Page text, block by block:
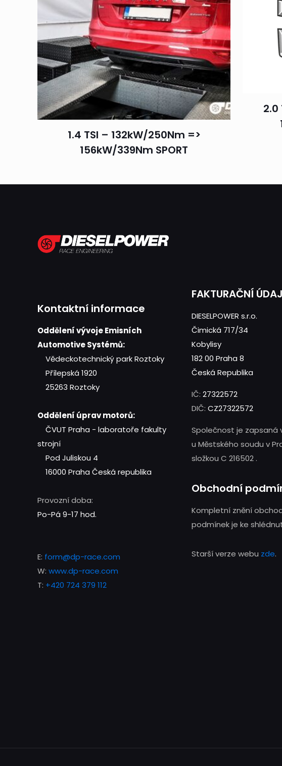
1.4 TSI – 132kW/250Nm =>
156kW/339Nm SPORT
2.0
Kontaktní informace
Oddělení vývoje Emisních
Automotive Systémů:
Vědeckotechnický park Roztoky
Přílepská 1920
25263 Roztoky
Oddělení úprav motorů:
ČVUT Praha - laboratoře fakulty
strojní
Pod Juliskou 4
16000 Praha Česká republika
Provozní doba:
Po-Pá 9-17 hod.
E: form@dp-race.com
W: www.dp-race.com
T: +420 724 379 112
FAKTURAČNÍ
DIESELPOWER s.r.o.
Čimická 717/34
Kobylisy
182 00 Praha 8
Česká Republika
IČ: 27322572
DIČ: CZ27322572
Společnost je zapsaná
u Městského soudu v
složkou C 216502 .
Obchodní
Kompletní znění
podmínek je ke
Starší verze webu zde.